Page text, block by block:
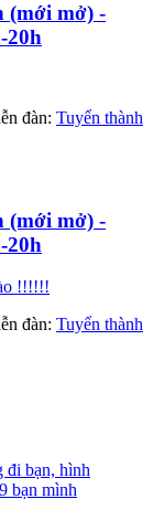
(mới mở) -
20h
đàn: Tuyển thành
(mới mở) -
20h
!!!!!!
đàn: Tuyển thành
đi bạn, hình
bạn mình